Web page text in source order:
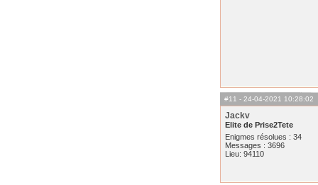
#11 - 24-04-2021 10:28:02
Jackv
Elite de Prise2Tete
Enigmes résolues : 34
Messages : 3696
Lieu: 94110